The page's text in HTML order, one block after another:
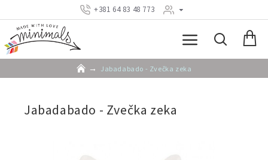
+381 64 83 48 773
Jabadabado - Zvečka zeka
Jabadabado - Zvečka zeka